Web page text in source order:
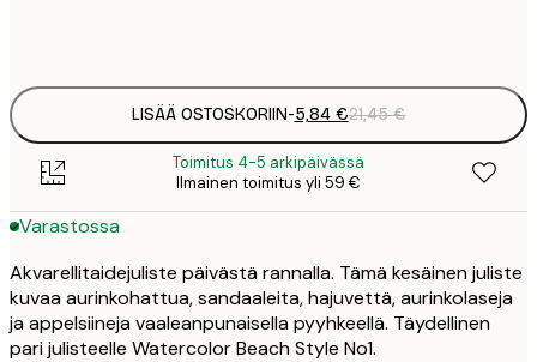
LISÄÄ OSTOSKORIIN-5,84 €21,45 €
Toimitus 4-5 arkipäivässä
Ilmainen toimitus yli 59 €
Varastossa
Akvarellitaidejuliste päivästä rannalla. Tämä kesäinen juliste
kuvaa aurinkohattua, sandaaleita, hajuvettä, aurinkolaseja
ja appelsiineja vaaleanpunaisella pyyhkeellä. Täydellinen
pari julisteelle Watercolor Beach Style No1.